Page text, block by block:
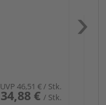
UVP 46,51 €/ Stk.
34,88 € / Stk.